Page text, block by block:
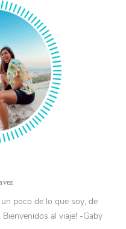
vez
poco de lo que soy, de
al viaje! -Gaby